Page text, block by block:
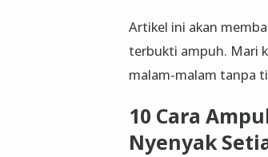
Artikel ini akan
terbukti ampuh. Mari
malam-malam tanpa
10 Cara
Nyenyak